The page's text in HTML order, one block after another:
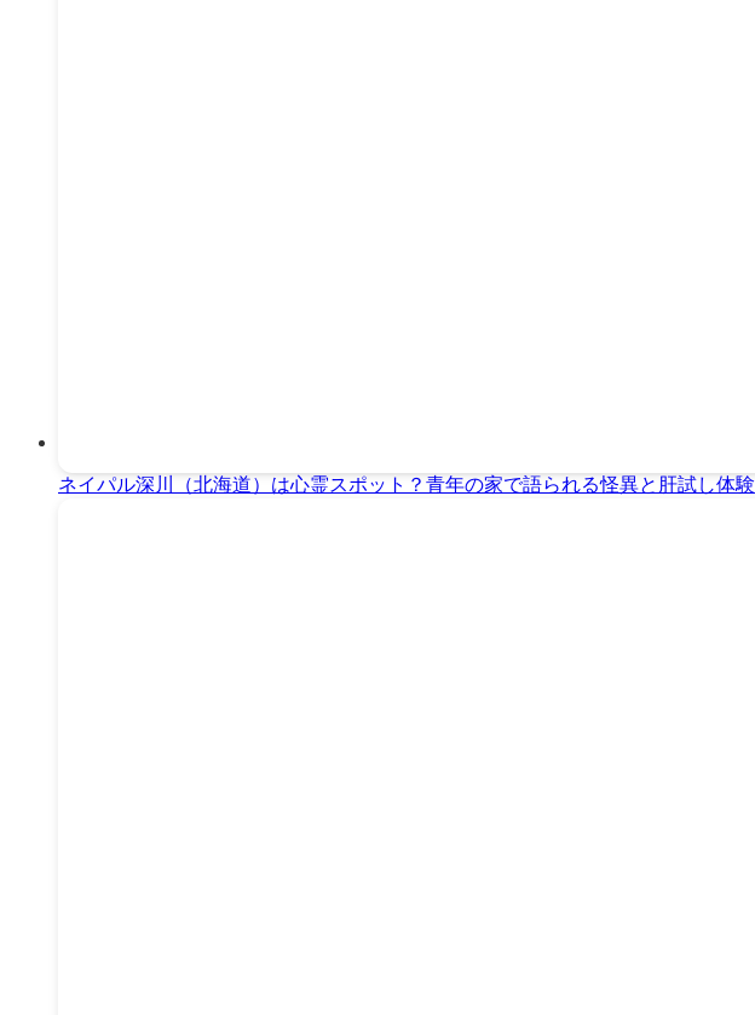
ネイパル深川（北海道）は心霊スポット？青年の家で語られる怪異と肝試し体験